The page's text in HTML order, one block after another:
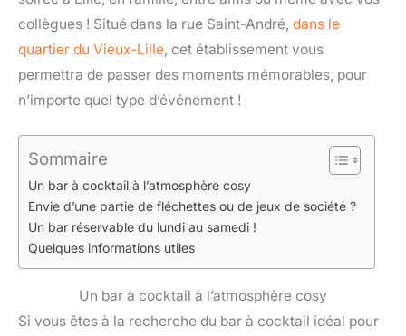
collègues ! Situé dans la rue Saint-André, dans le
quartier du Vieux-Lille, cet établissement vous
permettra de passer des moments mémorables, pour
n’importe quel type d’événement !
Sommaire
Un bar à cocktail à l’atmosphère cosy
Envie d’une partie de fléchettes ou de jeux de société ?
Un bar réservable du lundi au samedi !
Quelques informations utiles
Un bar à cocktail à l’atmosphère cosy
Si vous êtes à la recherche du bar à cocktail idéal pour